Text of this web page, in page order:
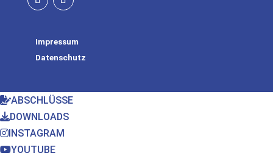
Impressum
Datenschutz
ABSCHLÜSSE
DOWNLOADS
INSTAGRAM
YOUTUBE